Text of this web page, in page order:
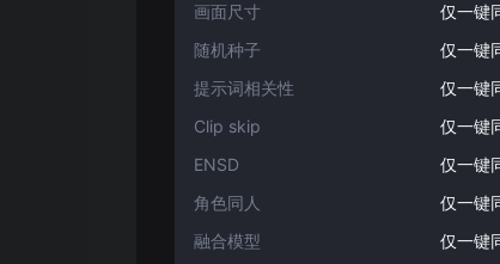
画面尺寸
仅一键
随机种子
仅一键
提示词相关性
仅一键
Clip skip
仅一键
ENSD
仅一键
角色同人
仅一键
融合模型
仅一键